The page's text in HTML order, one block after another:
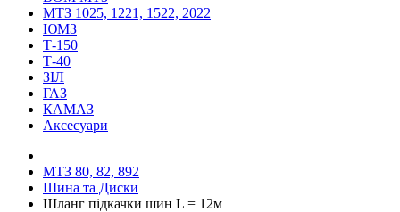
МТЗ 1025, 1221, 1522, 2022
ЮМЗ
Т-150
Т-40
ЗІЛ
ГАЗ
КАМАЗ
Аксесуари
МТЗ 80, 82, 892
Шина та Диски
Шланг підкачки шин L = 12м